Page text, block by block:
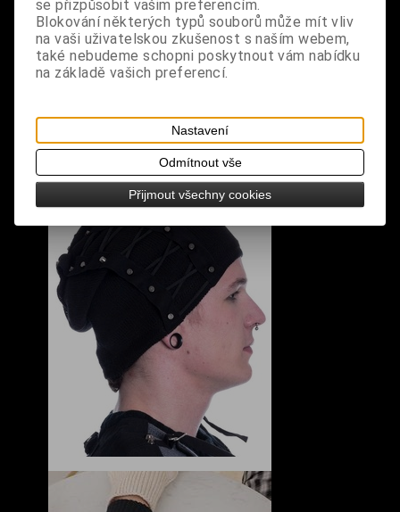
se přizpůsobit vašim preferencím.
Blokování některých typů souborů může mít vliv
na vaši uživatelskou zkušenost s naším webem,
také nebudeme schopni poskytnout vám nabídku
na základě vašich preferencí.
Nastavení
Odmítnout vše
Přijmout všechny cookies